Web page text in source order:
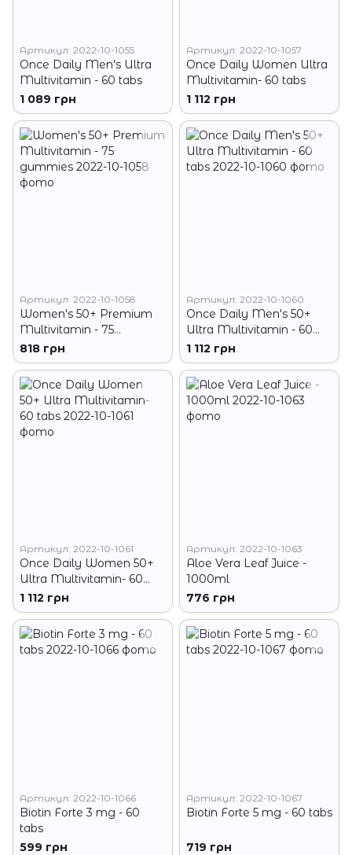
Артикул: 2022-10-1055
Once Daily Men's Ultra
Multivitamin - 60 tabs
1 089 грн
Артикул: 2022-10-1057
Once Daily Women Ultra
Multivitamin- 60 tabs
1 112 грн
Артикул: 2022-10-1058
Women's 50+ Premium
Multivitamin - 75
gummies
818 грн
Артикул: 2022-10-1060
Once Daily Men's 50+
Ultra Multivitamin - 60
tabs
1 112 грн
Артикул: 2022-10-1061
Once Daily Women 50+
Ultra Multivitamin- 60
tabs
1 112 грн
Артикул: 2022-10-1063
Aloe Vera Leaf Juice -
1000ml
776 грн
Артикул: 2022-10-1066
Biotin Forte 3 mg - 60
tabs
599 грн
Артикул: 2022-10-1067
Biotin Forte 5 mg - 60 tabs
719 грн